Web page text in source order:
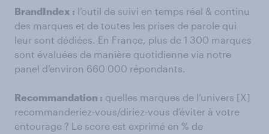
BrandIndex : l’outil de suivi en temps réel & continu
des marques et de toutes les prises de parole qui
leur sont dédiées. En France, plus de 1 300 marques
sont évaluées de manière quotidienne via notre
panel d’environ 660 000 répondants.
Recommandation : quelles marques de l’univers [X]
recommanderiez-vous/diriez-vous d’éviter à votre
entourage ? Le score est exprimé en % de